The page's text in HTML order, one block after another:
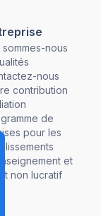
sommes-nous
nous
contribution
de
pour les
et
non lucratif